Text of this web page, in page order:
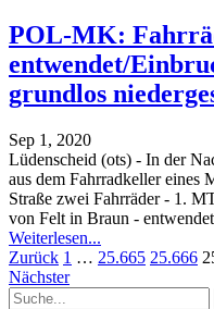
POL-MK:
entwendet/
grundlos
Sep 1, 2020
Lüdenscheid (ots) - In der
aus dem Fahrradkeller eines
Straße zwei Fahrräder - 1.
von Felt in Braun -
Weiterlesen...
Zurück 1 … 25.665 25.666
Nächster